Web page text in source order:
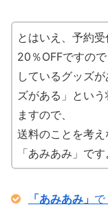
とはいえ、予約
20％OFFですの
しているグッズ
ズがある」とい
ますので、
送料のことを考
「あみあみ」です
「あみあみ」 で